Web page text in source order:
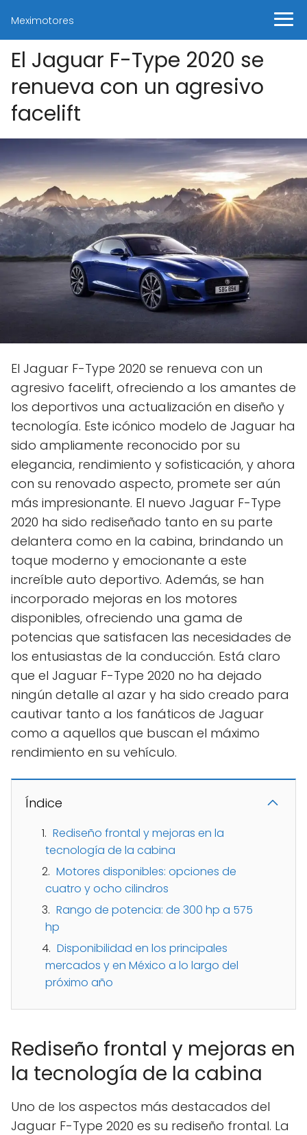
Meximotores
El Jaguar F-Type 2020 se
renueva con un agresivo
facelift
El Jaguar F-Type 2020 se renueva con un
agresivo facelift, ofreciendo a los amantes de
los deportivos una actualización en diseño y
tecnología. Este icónico modelo de Jaguar ha
sido ampliamente reconocido por su
elegancia, rendimiento y sofisticación, y ahora
con su renovado aspecto, promete ser aún
más impresionante. El nuevo Jaguar F-Type
2020 ha sido rediseñado tanto en su parte
delantera como en la cabina, brindando un
toque moderno y emocionante a este
increíble auto deportivo. Además, se han
incorporado mejoras en los motores
disponibles, ofreciendo una gama de
potencias que satisfacen las necesidades de
los entusiastas de la conducción. Está claro
que el Jaguar F-Type 2020 no ha dejado
ningún detalle al azar y ha sido creado para
cautivar tanto a los fanáticos de Jaguar
como a aquellos que buscan el máximo
rendimiento en su vehículo.
Índice
Rediseño frontal y mejoras en la
tecnología de la cabina
Motores disponibles: opciones de
cuatro y ocho cilindros
Rango de potencia: de 300 hp a 575
hp
Disponibilidad en los principales
mercados y en México a lo largo del
próximo año
Rediseño frontal y mejoras en
la tecnología de la cabina
Uno de los aspectos más destacados del
Jaguar F-Type 2020 es su rediseño frontal. La